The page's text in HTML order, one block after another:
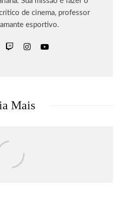
de cinema, professor
esportivo.
Mais
Benito
no estilo